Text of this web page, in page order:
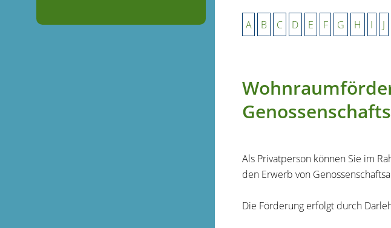
A B C D E F G H I J
Als Privatperson können Sie im
den Erwerb von
Die Förderung erfolgt durch